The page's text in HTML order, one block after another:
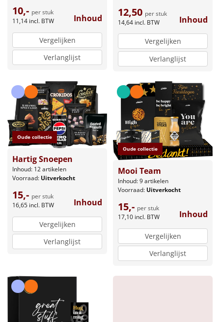
Hitster NIEUW
Pizzarette
Wake up light
NIEUW
Borrelplank
Warmtekussen
NIEUW
Slowcooker POPULAIR
Noodradio
Deken (fleece plaid)
Alle artikelen
Ideeën
Personeel
10,- per stuk
11,14 incl. BTW Inhoud
Vergelijken
Verlanglijst
12,50 per stuk
14,64 incl. BTW Inhoud
Vergelijken
Verlanglijst
Oude collectie
Hartig Snoepen
Inhoud: 12 artikelen
Voorraad: Uitverkocht
15,- per stuk
16,65 incl. BTW Inhoud
Vergelijken
Verlanglijst
Oude collectie
Mooi Team
Inhoud: 9 artikelen
Voorraad: Uitverkocht
15,- per stuk
17,10 incl. BTW Inhoud
Vergelijken
Verlanglijst